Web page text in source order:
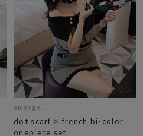
amerge.
dot scarf × french bi-color
onepiece set